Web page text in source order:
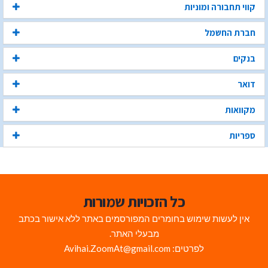
קווי תחבורה ומוניות
חברת החשמל
בנקים
דואר
מקוואות
ספריות
כל הזכויות שמורות
אין לעשות שימוש בחומרים המפורסמים באתר ללא אישור בכתב
מבעלי האתר.
לפרטים: Avihai.ZoomAt@gmail.com